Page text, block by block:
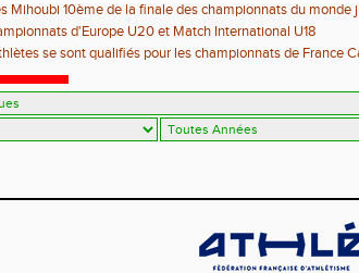
Mihoubi 10ème de la finale des championnats du monde
d'Europe U20 et Match International U18
se sont qualifiés pour les championnats de France